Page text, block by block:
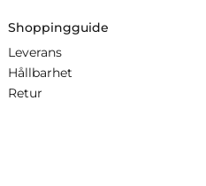
Shoppingguide
Leverans
Hållbarhet
Retur